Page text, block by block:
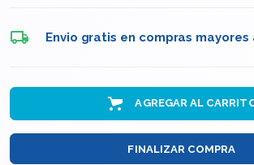
Envio gratis en compras mayores
AGREGAR AL
FINALIZAR COMPRA